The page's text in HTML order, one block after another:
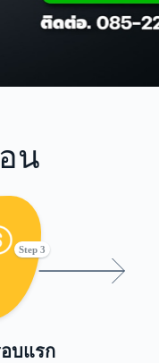
น
บแรก
Step 3